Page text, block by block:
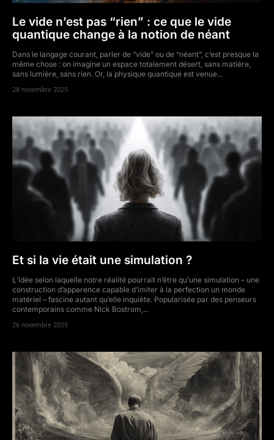
Le vide n’est pas “rien” : ce que le vide
quantique change à la notion de néant
Dans le langage courant, parler de “vide” ou de “néant”, c’est presque la
même chose : on imagine un espace totalement désert, sans matière,
sans lumière, sans rien. Or, la physique quantique est venue...
28 novembre 2025
Et si la vie était une simulation ?
L’idée selon laquelle notre réalité pourrait n’être qu’une simulation – une
construction d’apparence capable d’imiter à la perfection un monde
matériel – fascine autant qu’elle inquiète. Popularisée par des penseurs
contemporains comme Nick Bostrom,...
26 novembre 2025